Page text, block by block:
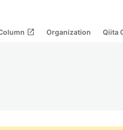
open_in_new Organization Qiita